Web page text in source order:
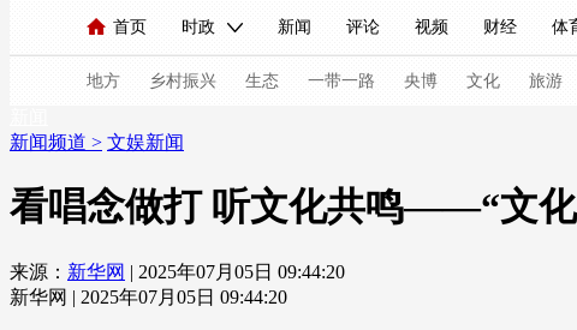
首页 时政 新闻 评论 视频 财经 体
人民领袖习近平 联播+ 中国领导人 央视快评 习式妙
直播 栏目大全 节目单 听音 微视频 主持
海外频道 iPanda English Монгол
地方 乡村振兴 生态 一带一路 央博 文化 旅游
新闻 国内 国际 评论
新闻频道 > 文娱新闻
看唱念做打 听文化共鸣——“文
来源： 新华网 | 2025年07月05日 09:44:20
新华网 | 2025年07月05日 09:44:20